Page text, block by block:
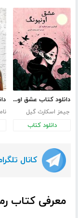
دانلود کتاب عشق اونیونگ
جیمز اسکارث گیل
دانلود کتاب
کانال
معرفی کتاب